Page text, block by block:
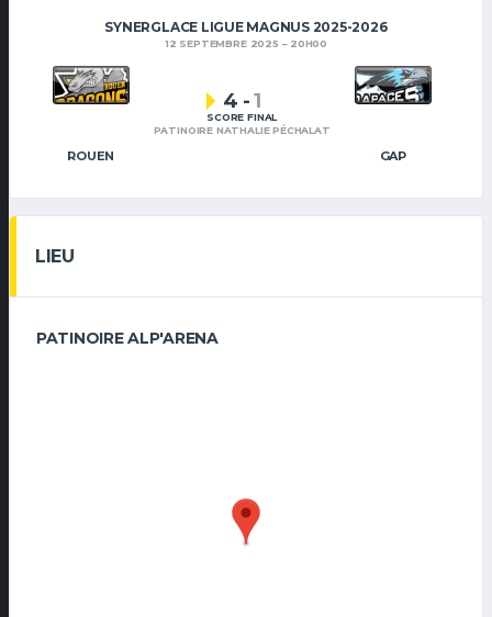
SYNERGLACE LIGUE MAGNUS 2025-2026
12 SEPTEMBRE 2025 20H00
ROUEN GAP
4 -1
SCORE FINAL
PATINOIRE NATHALIE PÉCHALAT
LIEU
PATINOIRE ALP'ARENA